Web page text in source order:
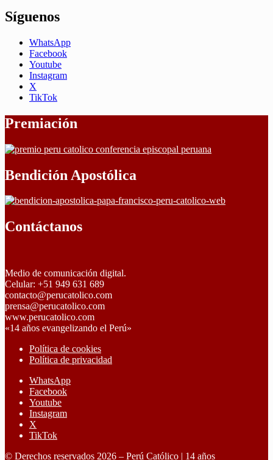
Síguenos
WhatsApp
Facebook
Youtube
Instagram
X
TikTok
Premiación
Bendición Apostólica
Contáctanos
Medio de comunicación digital.
Celular: +51 949 631 689
contacto@perucatolico.com
prensa@perucatolico.com
www.perucatolico.com
«14 años evangelizando el Perú»
Política de cookies
Política de privacidad
WhatsApp
Facebook
Youtube
Instagram
X
TikTok
© Derechos reservados 2026 – Perú Católico | 14 años